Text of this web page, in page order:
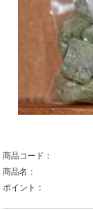
商品コード：
商品名：
ポイント：